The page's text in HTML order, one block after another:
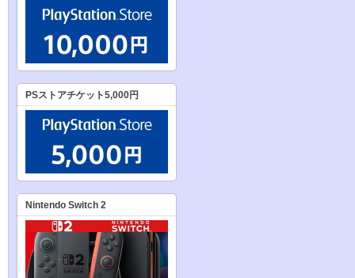
PSストアチケット5,000円
Nintendo Switch 2